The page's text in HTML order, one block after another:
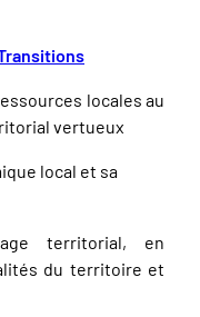
locales au
vertueux
local et sa
territorial, en
du territoire et